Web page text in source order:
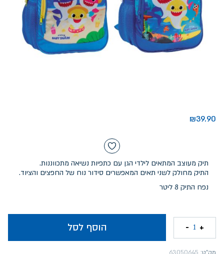
₪39.90
תיק מעוצב המתאים לילדי הגן עם כתפיות נשיאה מתכווננות.
התיק מחולק לשני תאים המאפשרים סידור נוח של החפצים והציוד.
נפח התיק 8 ליטר
הוסף לסל +
1
-